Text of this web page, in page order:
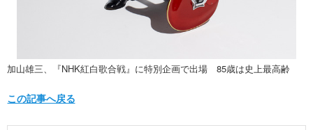
加山雄三、『NHK紅白歌合戦』に特別企画で出場 85歳は史上最高齢
この記事へ戻る